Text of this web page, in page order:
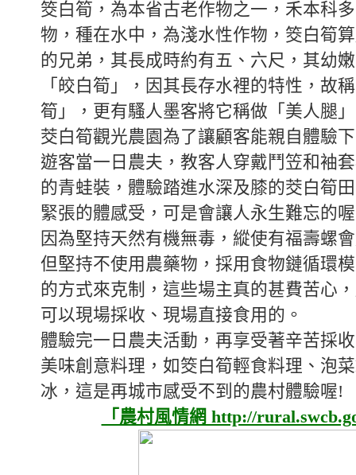
筊白筍，為本省古老作物之一，禾本科
物，種在水中，為淺水性作物，筊白筍
的兄弟，其長成時約有五、六尺，其幼
「皎白筍」，因其長存水裡的特性，故
筍」，更有騷人墨客將它稱做「美人腿
茭白筍觀光農園為了讓顧客能親自體驗
遊客當一日農夫，教客人穿戴鬥笠和袖
的青蛙裝，體驗踏進水深及膝的茭白筍
緊張的體感受，可是會讓人永生難忘的
因為堅持天然有機無毒，縱使有福壽螺
但堅持不使用農藥物，採用食物鏈循環
的方式來克制，這些場主真的甚費苦心
可以現場採收、現場直接食用的。
體驗完一日農夫活動，再享受著辛苦採
美味創意料理，如筊白筍輕食料理、泡
冰，這是再城市感受不到的農村體驗喔!
「農村風情網 http://